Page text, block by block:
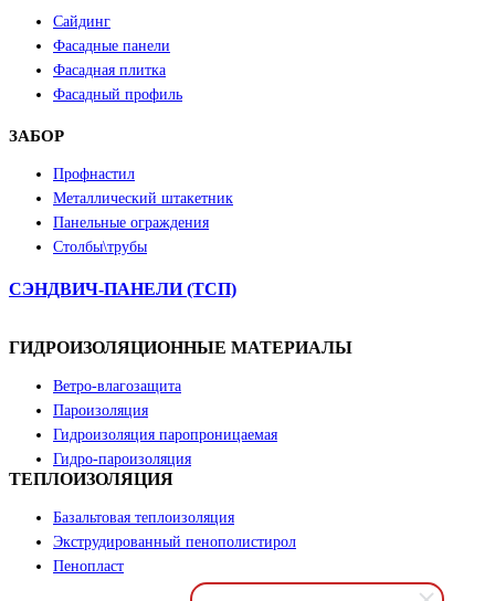
Сайдинг
Фасадные панели
Фасадная плитка
Фасадный профиль
ЗАБОР
Профнастил
Металлический штакетник
Панельные ограждения
Столбы\трубы
СЭНДВИЧ-ПАНЕЛИ (ТСП)
ГИДРОИЗОЛЯЦИОННЫЕ МАТЕРИАЛЫ
Ветро-влагозащита
Пароизоляция
Гидроизоляция паропроницаемая
Гидро-пароизоляция
ТЕПЛОИЗОЛЯЦИЯ
Базальтовая теплоизоляция
Экструдированный пенополистирол
Пенопласт